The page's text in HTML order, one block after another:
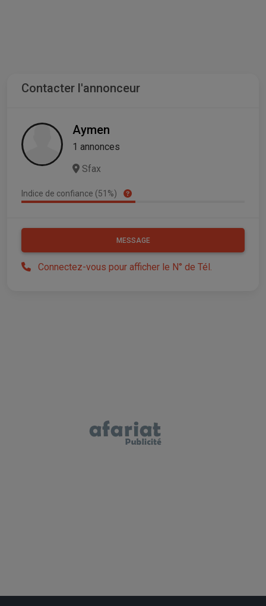
Contacter l'annonceur
Aymen
1 annonces
Sfax
Indice de confiance (51%)
MESSAGE
Connectez-vous pour afficher le N° de Tél.